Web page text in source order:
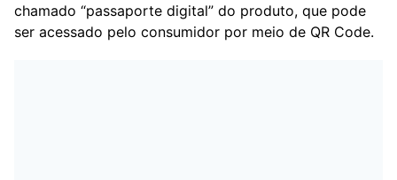
chamado “passaporte digital” do produto, que pode
ser acessado pelo consumidor por meio de QR Code.